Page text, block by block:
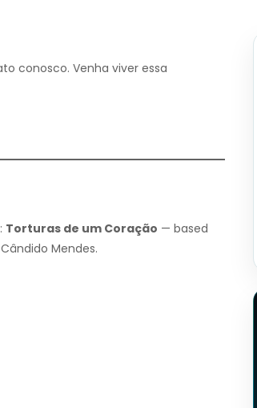
conosco. Venha viver essa
Torturas de um Coração — based
Mendes.